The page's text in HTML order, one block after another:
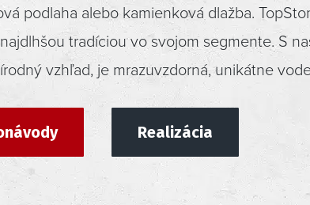
podlaha alebo kamienková dlažba.
tradíciou vo svojom segmente. S
vzhľad, je mrazuvzdorná, unikátne
Realizácia